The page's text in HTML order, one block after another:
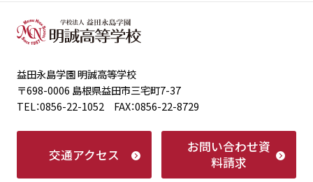
益田永島学園 明誠高等学校
〒698-0006 島根県益田市三宅町7-37
TEL：0856-22-1052 FAX：0856-22-8729
交通アクセス お問い合わせ資
料請求